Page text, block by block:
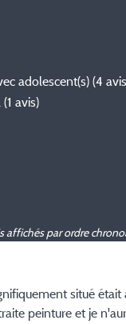
adolescent(s) (4
(1 avis)
affichés par ordre
situé était
peinture et je